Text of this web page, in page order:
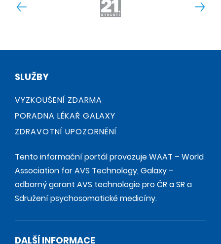
SLUŽBY
VYZKOUŠENÍ ZDARMA
PORADNA LÉKAŘ GALAXY
ZDRAVOTNÍ UPOZORNĚNÍ
Tento informační portál provozuje WAAT – World
Association for AVS Technology, Galaxy –
odborný garant AVS technologie pro ČR a SR a
Sdružení psychosomatické medicíny.
DALŠÍ INFORMACE